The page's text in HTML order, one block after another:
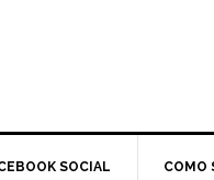
SOCIAL COMO